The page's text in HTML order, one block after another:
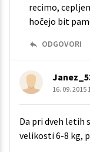
recimo,
hočejo bit
ODGOVORI
16. 09. 2015
Da pri dveh letih
velikosti 6-8 kg,